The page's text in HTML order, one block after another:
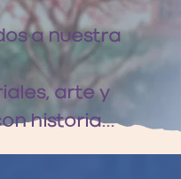
a nuestra
arte y
historia...